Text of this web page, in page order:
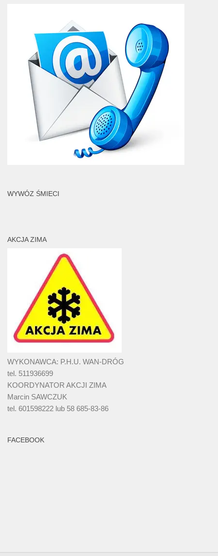
WYWÓZ ŚMIECI
AKCJA ZIMA
WYKONAWCA: P.H.U. WAN-DRÓG
tel. 511936699
KOORDYNATOR AKCJI ZIMA
Marcin SAWCZUK
tel. 601598222 lub 58 685-83-86
FACEBOOK